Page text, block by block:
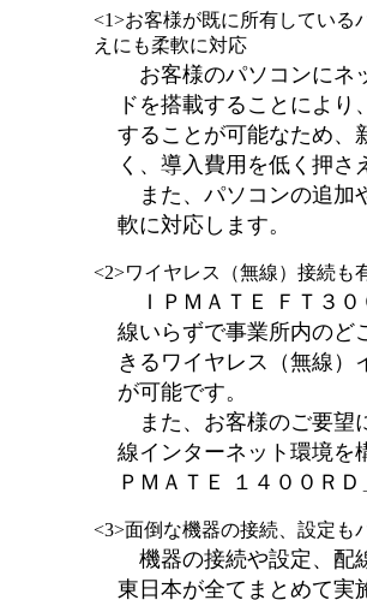
<1>お客様が既に所有している
えにも柔軟に対応
お客様のパソコンにネ
ドを搭載することによ
することが可能なため、
く、導入費用を低く押
また、パソコンの追加
軟に対応します。
<2>ワイヤレス（無線）接続も
ＩＰＭＡＴＥ ＦＴ３０
線いらずで事業所内のど
きるワイヤレス（無線）
が可能です。
また、お客様のご要望
線インターネット環境を
ＰＭＡＴＥ １４００ＲＤ
<3>面倒な機器の接続、設定も
機器の接続や設定、配
東日本が全てまとめて実